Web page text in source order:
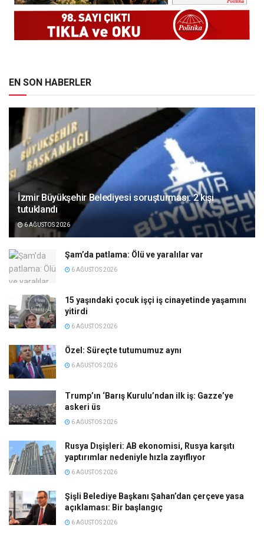
EN SON HABERLER
İzmir Büyükşehir Belediyesi soruşturması: 2 kişi
tutuklandı
6 AĞUSTOS 2026
Şam’da patlama: Ölü ve yaralılar var
6 AĞUSTOS 2026
15 yaşındaki çocuk işçi iş cinayetinde yaşamını
yitirdi
6 AĞUSTOS 2026
Özel: Süreçte tutumumuz aynı
6 AĞUSTOS 2026
Trump’ın ‘Barış Kurulu’ndan ilk iş: Gazze’ye
askeri üs
6 AĞUSTOS 2026
Rusya Dışişleri: AB ekonomisi, Rusya karşıtı
yaptırımlar nedeniyle hızla zayıflıyor
6 AĞUSTOS 2026
Şişli Belediye Başkanı Şahan’dan çerçeve yasa
açıklaması: Bir başlangıç
6 AĞUSTOS 2026